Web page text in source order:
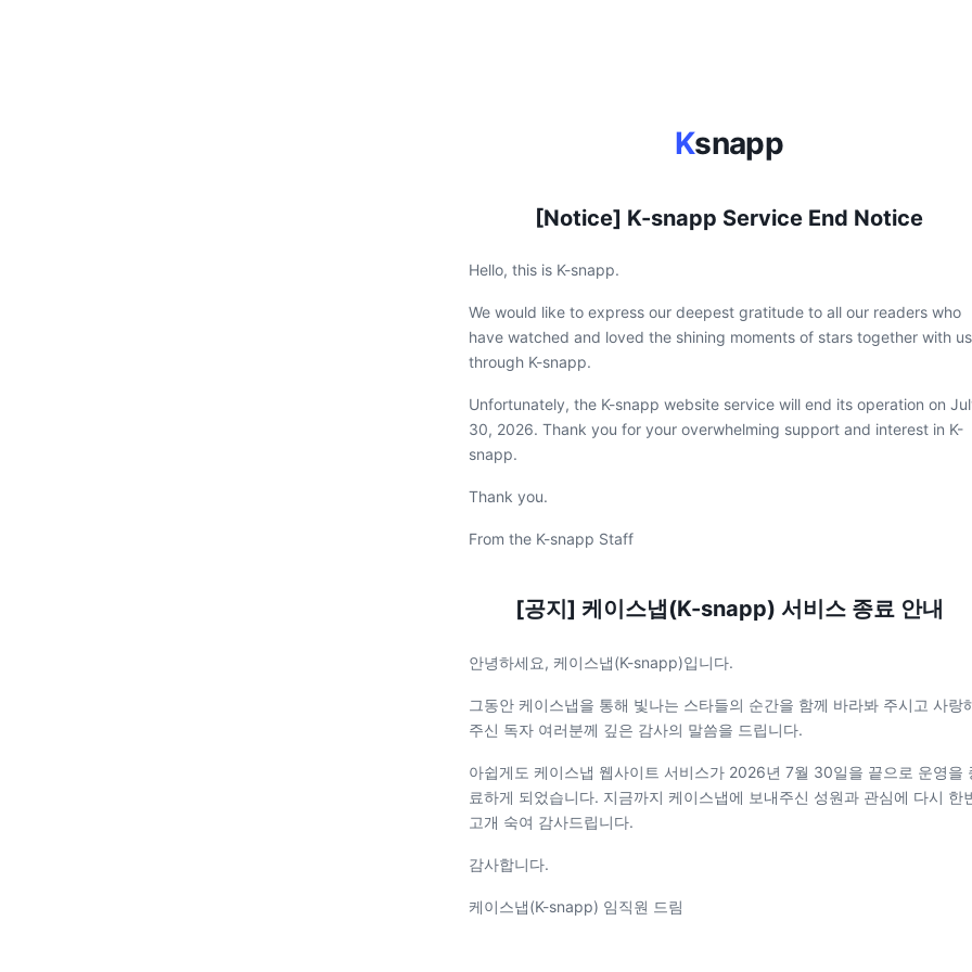
Ksnapp
[Notice] K-snapp Service End Notice
Hello, this is K-snapp.
We would like to express our deepest gratitude to all our readers who
have watched and loved the shining moments of stars together with us
through K-snapp.
Unfortunately, the K-snapp website service will end its operation on
30, 2026. Thank you for your overwhelming support and interest in K-
snapp.
Thank you.
From the K-snapp Staff
[공지] 케이스냅(K-snapp) 서비스 종료 안내
안녕하세요, 케이스냅(K-snapp)입니다.
그동안 케이스냅을 통해 빛나는 스타들의 순간을 함께 바라봐 주시고 사랑
주신 독자 여러분께 깊은 감사의 말씀을 드립니다.
아쉽게도 케이스냅 웹사이트 서비스가 2026년 7월 30일을 끝으로 운영을
료하게 되었습니다. 지금까지 케이스냅에 보내주신 성원과 관심에 다시 한
고개 숙여 감사드립니다.
감사합니다.
케이스냅(K-snapp) 임직원 드림